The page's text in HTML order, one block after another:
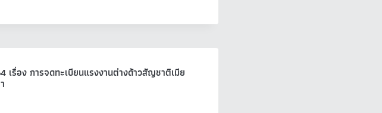
เรื่อง การจดทะเบียนแรงงานต่างด้าวสัญชาติเมีย